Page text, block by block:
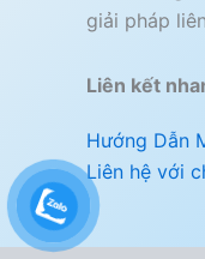
giải pháp
Liên kết
Hướng Dẫn
Liên hệ với